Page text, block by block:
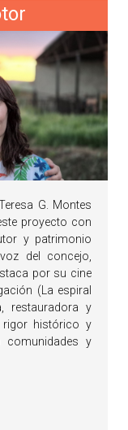
G. Montes
proyecto con
y patrimonio
del concejo,
por su cine
(La espiral
restauradora y
rigor histórico y
y